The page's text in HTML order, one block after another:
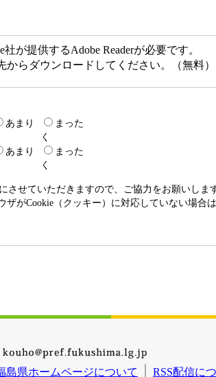
が提供するAdobe Readerが必要です。
からダウンロードしてください。（無料）
あまり
まった
く
あまり
まった
く
せていただきますので、ご協力をお願いしま
がCookie（クッキー）に対応していない場合は
島県ホームページについて RSS配信に